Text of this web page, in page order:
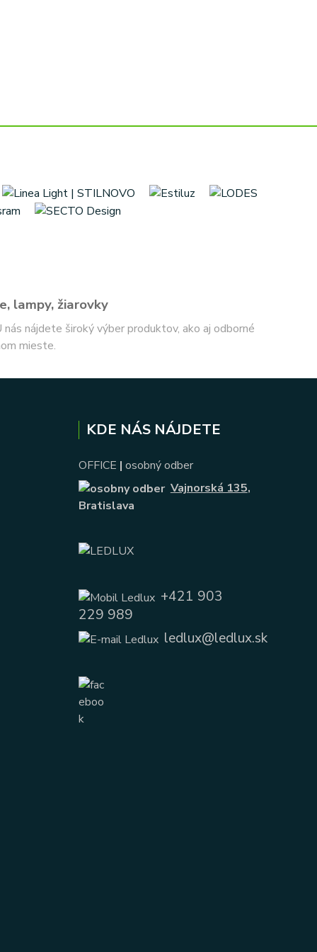
lampy, žiarovky
nájdete široký výber produktov, ako aj odborné
mieste.
KDE NÁS NÁJDETE
OFFICE | osobný odber
Vajnorská 135,
Bratislava
+421 903
229 989
ledlux@ledlux.sk